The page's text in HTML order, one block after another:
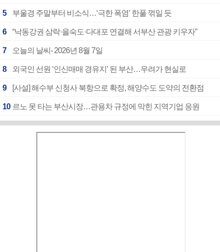
5 부울경 주말부터 비소식…‘극한 폭염’ 한풀 꺾일 듯
6 “낙동강권 삼락·을숙도·다대포 연결해 서부산 관광 키우자”
7 오늘의 날씨- 2026년 8월 7일
8 외국인 선원 ‘인신매매 경유지’ 된 부산…우려가 현실로
9 [사설] 해수부 신청사 북항으로 확정, 해양수도 도약의 전환점
10 르노 못 타는 부산시장…관용차 규정에 막힌 지역기업 응원